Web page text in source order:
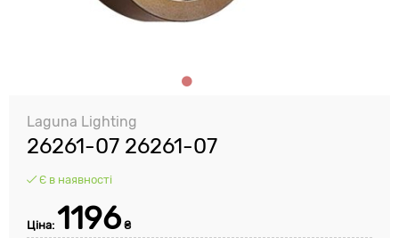
Laguna Lighting
26261-07 26261-07
Є в наявності
Ціна: 1196₴